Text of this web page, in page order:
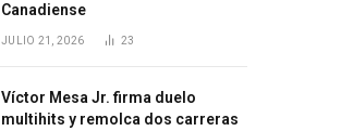
Canadiense
JULIO 21, 2026 23
Víctor Mesa Jr. firma duelo
multihits y remolca dos carreras